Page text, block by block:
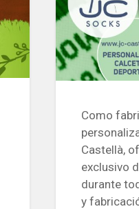
Como
Castellà,
exclusivo
durante
y